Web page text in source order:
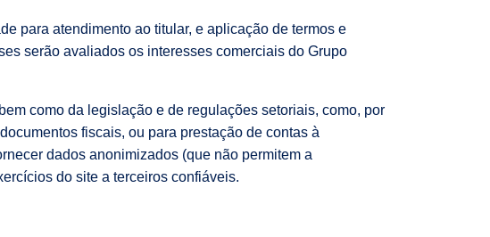
para atendimento ao titular, e aplicação de termos e
serão avaliados os interesses comerciais do Grupo
como da legislação e de regulações setoriais, como, por
fiscais, ou para prestação de contas à
dados anonimizados (que não permitem a
do site a terceiros confiáveis.